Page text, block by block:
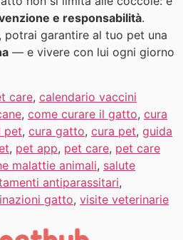
e responsabilità.
potrai garantire al tuo pet una
— e vivere con lui ogni giorno
care, calendario vaccini
, come curare il gatto, cura
pet, cura gatto, cura pet, guida
, pet app, pet care, pet care
malattie animali, salute
antiparassitari,
gatto, visite veterinarie